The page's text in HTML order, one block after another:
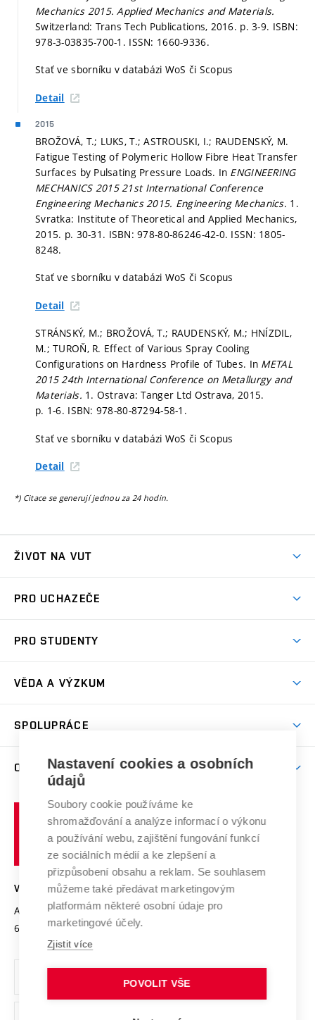
Mechanics 2015.Applied Mechanics and Materials.
Switzerland: Trans Tech Publications, 2016. p. 3-9. ISBN:
978-3-03835-700-1. ISSN: 1660-9336.
Stať ve sborníku v databázi WoS či Scopus
Detail
2015
BROŽOVÁ, T.; LUKS, T.; ASTROUSKI, I.; RAUDENSKÝ, M.
Fatigue Testing of Polymeric Hollow Fibre Heat Transfer
Surfaces by Pulsating Pressure Loads. In ENGINEERING
MECHANICS 2015 21st International Conference
Engineering Mechanics 2015. Engineering Mechanics. 1.
Svratka: Institute of Theoretical and Applied Mechanics,
2015. p. 30-31. ISBN: 978-80-86246-42-0. ISSN: 1805-
8248.
Stať ve sborníku v databázi WoS či Scopus
Detail
STRÁNSKÝ, M.; BROŽOVÁ, T.; RAUDENSKÝ, M.; HNÍZDIL,
M.; TUROŇ, R. Effect of Various Spray Cooling
Configurations on Hardness Profile of Tubes. In METAL
2015 24th International Conference on Metallurgy and
Materials. 1. Ostrava: Tanger Ltd Ostrava, 2015.
p. 1-6. ISBN: 978-80-87294-58-1.
Stať ve sborníku v databázi WoS či Scopus
Detail
*) Citace se generují jednou za 24 hodin.
ŽIVOT NA VUT
Koleje
Sport na VUT
PRO UCHAZEČE
Dny otevřených dveří
Celoživotní vzdělávání
E-přihláška
PRO STUDENTY
Harmonogram akademického roku
Závěrečné práce
Doktorské studium
Zpracování osobních údajů studentů
Sociální bezpečí
Studium bez bariér
Podpora podnikání
VĚDA A VÝZKUM
Mezinárodní vědecká rada
Systém zajišťování kvality výzkumu
Výzkumné infrastruktury
Transfer znalostí
Open Science
Projekty
Projekty ze strukturálních fondů
Specifický výzkum
SPOLUPRÁCE
Zahraniční spolupráce
Spolupráce se školami
Služby univerzity
Mezinárodní dohody
Univerzitní sítě
O UNIVERZITĚ
Profil univerzity
Udržitelná univerzita
Podnikavá univerzita / ContriBUTe
Bezpečná univerzita
Vyznamenání
Organizační struktura
Ochrana osobních údajů
učení
technické
VYSOKÉ UČENÍ TECHNICKÉ V BRNĚ
Antonínská 548/1
602 00 Brno
www.vut.cz
vut@vutbr.cz
Nastavení cookies a osobních
údajů
Soubory cookie používáme ke
shromažďování a analýze informací o výkonu
a používání webu, zajištění fungování funkcí
ze sociálních médií a ke zlepšení a
přizpůsobení obsahu a reklam. Se souhlasem
můžeme také předávat marketingovým
platformám některé osobní údaje pro
marketingové účely.
Zjistit více
POVOLIT VŠE